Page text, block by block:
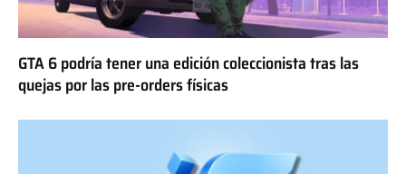
GTA 6 podría tener una edición coleccionista tras las
quejas por las pre-orders físicas